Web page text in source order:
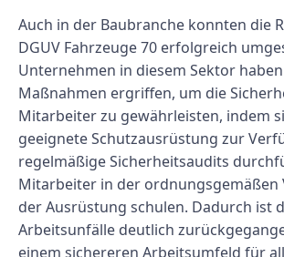
Auch in der Baubranche konnten die
DGUV Fahrzeuge 70 erfolgreich
Unternehmen in diesem Sektor
Maßnahmen ergriffen, um die
Mitarbeiter zu gewährleisten, indem
geeignete Schutzausrüstung zur
regelmäßige Sicherheitsaudits
Mitarbeiter in der ordnungsgemäßen
der Ausrüstung schulen. Dadurch ist
Arbeitsunfälle deutlich
einem sichereren Arbeitsumfeld für